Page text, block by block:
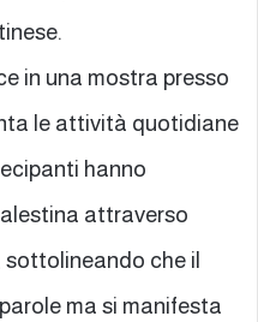
in una mostra presso
le attività quotidiane
hanno
attraverso
che il
ma si manifesta